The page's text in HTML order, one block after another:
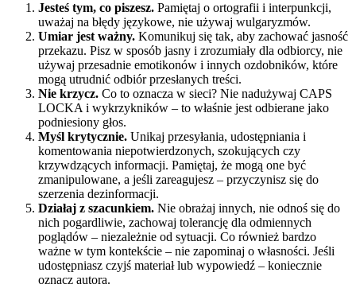
Jesteś tym, co piszesz. Pamiętaj o ortografii i interpunkcji,
uważaj na błędy językowe, nie używaj wulgaryzmów.
Umiar jest ważny. Komunikuj się tak, aby zachować jasność
przekazu. Pisz w sposób jasny i zrozumiały dla odbiorcy, nie
używaj przesadnie emotikonów i innych ozdobników, które
mogą utrudnić odbiór przesłanych treści.
Nie krzycz. Co to oznacza w sieci? Nie nadużywaj CAPS
LOCKA i wykrzykników – to właśnie jest odbierane jako
podniesiony głos.
Myśl krytycznie. Unikaj przesyłania, udostępniania i
komentowania niepotwierdzonych, szokujących czy
krzywdzących informacji. Pamiętaj, że mogą one być
zmanipulowane, a jeśli zareagujesz – przyczynisz się do
szerzenia dezinformacji.
Działaj z szacunkiem. Nie obrażaj innych, nie odnoś się do
nich pogardliwie, zachowaj tolerancję dla odmiennych
poglądów – niezależnie od sytuacji. Co również bardzo
ważne w tym kontekście – nie zapominaj o własności. Jeśli
udostępniasz czyjś materiał lub wypowiedź – koniecznie
oznacz autora.